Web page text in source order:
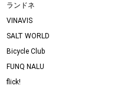
ランドネ
VINAVIS
SALT WORLD
Bicycle Club
FUNQ NALU
flick!